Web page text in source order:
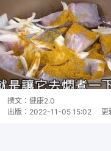
撰文： 健康2.0
出版： 2022-11-05 15:02 更